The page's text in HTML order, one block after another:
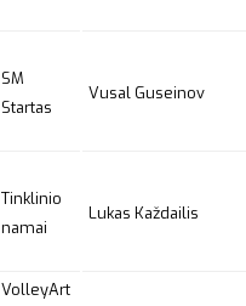
SM
Startas
Vusal Guseinov
Tinklinio
namai
Lukas Každailis
VolleyArt